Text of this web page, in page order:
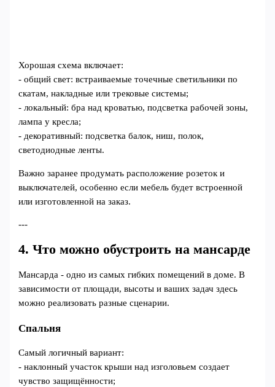
Хорошая схема включает:
- общий свет: встраиваемые точечные светильники по
скатам, накладные или трековые системы;
- локальный: бра над кроватью, подсветка рабочей зоны,
лампа у кресла;
- декоративный: подсветка балок, ниш, полок,
светодиодные ленты.
Важно заранее продумать расположение розеток и
выключателей, особенно если мебель будет встроенной
или изготовленной на заказ.
---
4. Что можно обустроить на мансарде
Мансарда - одно из самых гибких помещений в доме. В
зависимости от площади, высоты и ваших задач здесь
можно реализовать разные сценарии.
Спальня
Самый логичный вариант:
- наклонный участок крыши над изголовьем создает
чувство защищённости;